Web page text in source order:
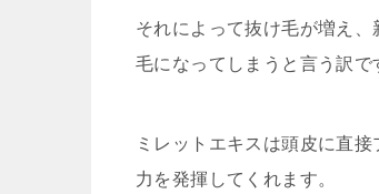
それによって抜け毛が増え
毛になってしまうと言う訳で
ミレットエキスは頭皮に直
力を発揮してくれます。